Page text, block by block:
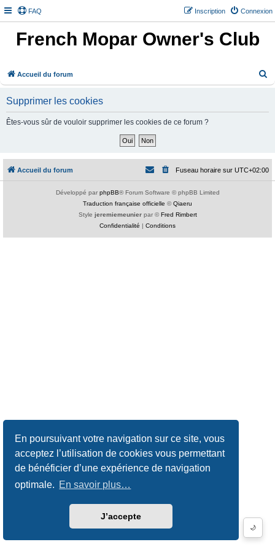
En poursuivant votre navigation sur ce site, vous
acceptez l’utilisation de cookies vous permettant
de bénéficier d’une expérience de navigation
optimale. En savoir plus…
J’accepte
FAQ Connexion
Inscription
French Mopar Owner's Club
Accueil du forum
🌙
Supprimer les cookies
Êtes-vous sûr de vouloir supprimer les cookies de ce forum ?
Accueil du forum Fuseau horaire sur UTC+02:00
Développé par phpBB® Forum Software © phpBB Limited
Traduction française officielle ©Qiaeru
Style jeremiemeunierpar ©Fred Rimbert
Confidentialité | Conditions